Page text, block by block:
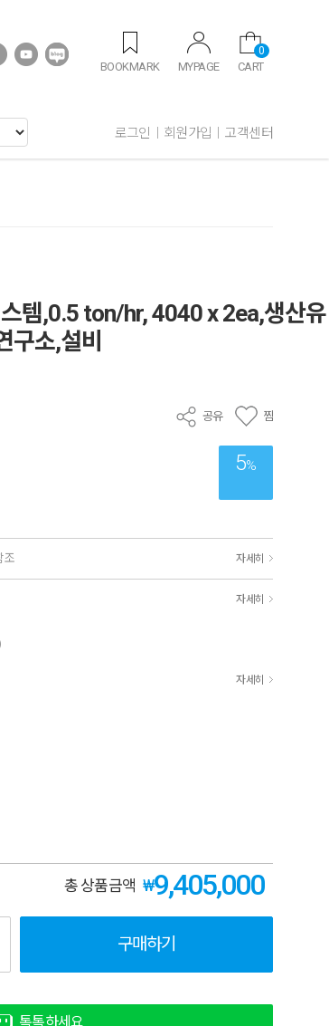
BOOKMARK MYPAGE CART
0
로그인 회원가입 고객센터
템,0.5 ton/hr, 4040 x 2ea,생산유
소,설비
공유 찜
5%
조 자세히
자세히
자세히
총 상품금액 ₩9,405,000
구매하기
톡톡하세요